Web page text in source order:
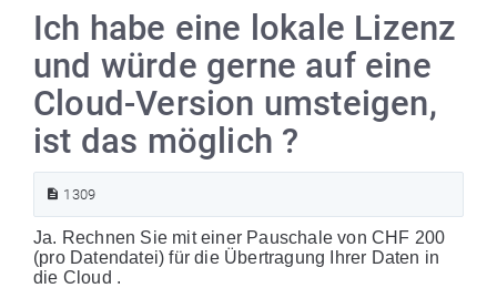
Ich habe eine lokale Lizenz
und würde gerne auf eine
Cloud-Version umsteigen,
ist das möglich ?
1309
Ja. Rechnen Sie mit einer Pauschale von CHF 200
(pro Datendatei) für die Übertragung Ihrer Daten in
die Cloud .